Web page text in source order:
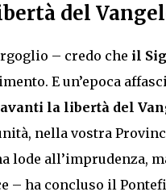
del
– credo che il
E un’epoca
la libertà del
nella vostra
lode all’imprudenza,
– ha concluso il